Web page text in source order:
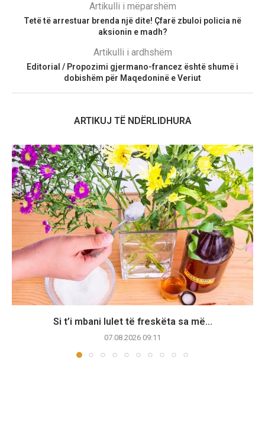
Artikulli i mëparshëm
Tetë të arrestuar brenda një dite! Çfarë zbuloi policia në
aksionin e madh?
Artikulli i ardhshëm
Editorial / Propozimi gjermano-francez është shumë i
dobishëm për Maqedoninë e Veriut
ARTIKUJ TË NDËRLIDHURA
Si t’i mbani lulet të freskëta sa më...
07.08.2026 09:11